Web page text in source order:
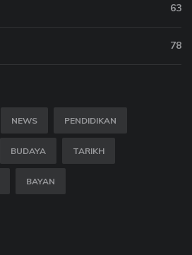
63
78
NEWS PENDIDIKAN
BUDAYA TARIKH
BAYAN